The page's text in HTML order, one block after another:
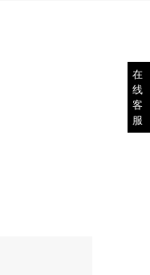
在
线
客
服